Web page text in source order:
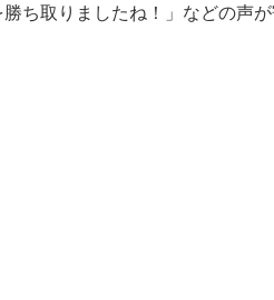
ち取りましたね！」などの声が